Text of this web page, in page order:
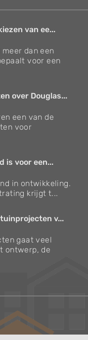
van ee...
dan een
voor een
over Douglas...
een van de
voor
is voor een...
in ontwikkeling.
krijgt t...
v...
gaat veel
ontwerp, de
planten
voor de